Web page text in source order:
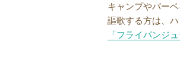
キャンプやバー
謳歌する方は、
「フライパンジュ